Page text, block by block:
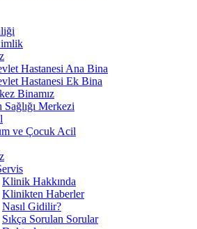
Hastanesi Ana Bina
Hastanesi Ek Bina
Binamız
Merkezi
ve Çocuk Acil
Klinik Hakkında
Klinikten Haberler
Nasıl Gidilir?
Sıkça Sorulan Sorular